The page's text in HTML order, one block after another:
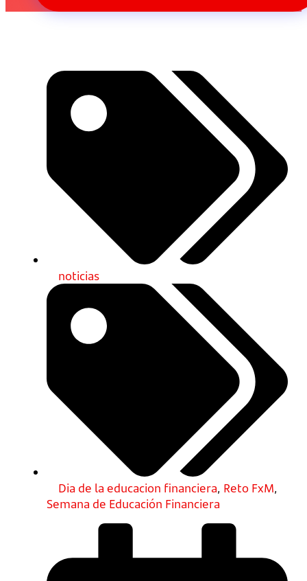
noticias
Dia de la educacion financiera, Reto FxM,
Semana de Educación Financiera